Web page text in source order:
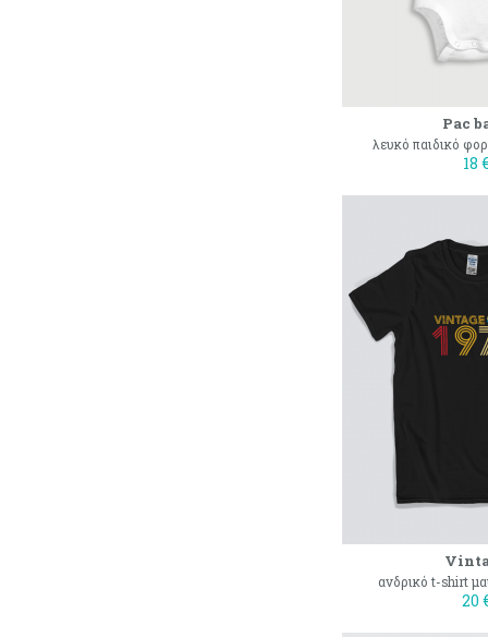
Pac
λευκό παιδικό
18 €
ανδρικό t-shirt
20